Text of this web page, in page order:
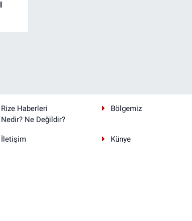
Rize Haberleri
Bölgemiz
Nedir? Ne Değildir?
İletişim Künye